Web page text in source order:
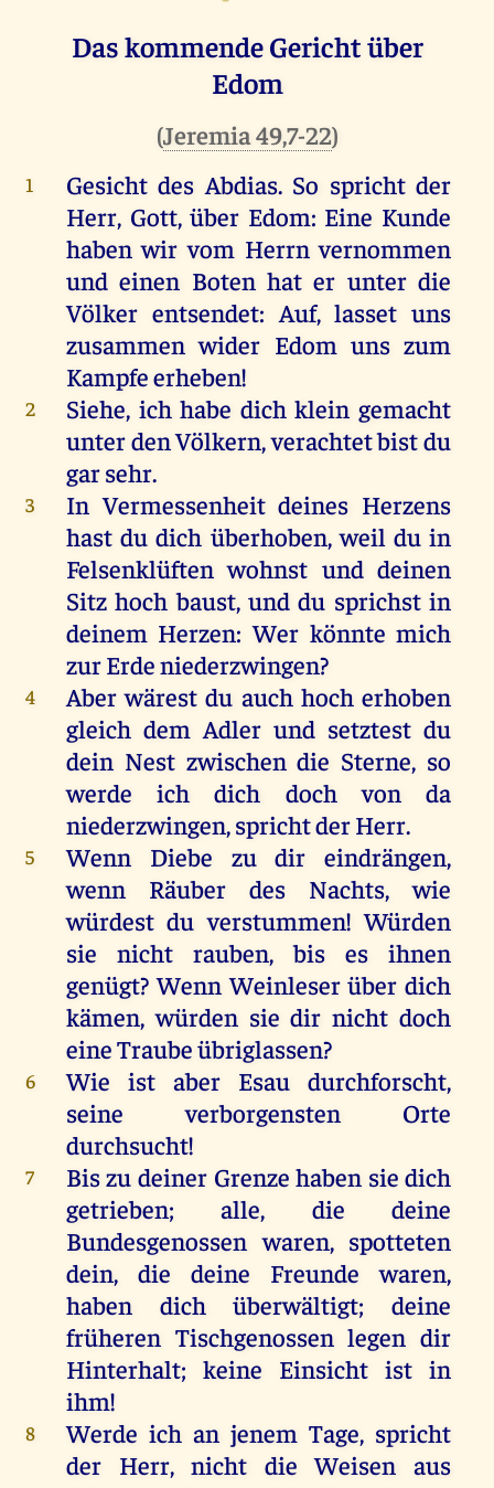
Das kommende Gericht über
Edom
(Jeremia 49,7-22)
1
Gesicht des Abdias. So spricht der
Herr, Gott, über Edom: Eine Kunde
haben wir vom Herrn vernommen
und einen Boten hat er unter die
Völker entsendet: Auf, lasset uns
zusammen wider Edom uns zum
Kampfe erheben!
2
Siehe, ich habe dich klein gemacht
unter den Völkern, verachtet bist du
gar sehr.
3
In Vermessenheit deines Herzens
hast du dich überhoben, weil du in
Felsenklüften wohnst und deinen
Sitz hoch baust, und du sprichst in
deinem Herzen: Wer könnte mich
zur Erde niederzwingen?
4
Aber wärest du auch hoch erhoben
gleich dem Adler und setztest du
dein Nest zwischen die Sterne, so
werde ich dich doch von da
niederzwingen, spricht der Herr.
5
Wenn Diebe zu dir eindrängen,
wenn Räuber des Nachts, wie
würdest du verstummen! Würden
sie nicht rauben, bis es ihnen
genügt? Wenn Weinleser über dich
kämen, würden sie dir nicht doch
eine Traube übriglassen?
6
Wie ist aber Esau durchforscht,
seine verborgensten Orte
durchsucht!
7
Bis zu deiner Grenze haben sie dich
getrieben; alle, die deine
Bundesgenossen waren, spotteten
dein, die deine Freunde waren,
haben dich überwältigt; deine
früheren Tischgenossen legen dir
Hinterhalt; keine Einsicht ist in
ihm!
8
Werde ich an jenem Tage, spricht
der Herr, nicht die Weisen aus